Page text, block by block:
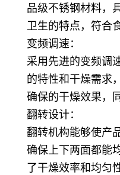
品级不锈钢材料，
卫生的特点，符合
变频调速：
采用先进的变频调
的特性和干燥需求
确保的干燥效果，
翻转设计：
翻转机构能够使产
确保上下两面都能
了干燥效率和均匀